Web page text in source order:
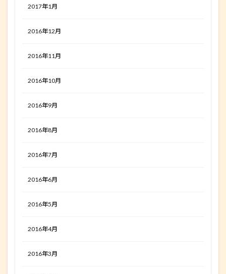
2017年1月
2016年12月
2016年11月
2016年10月
2016年9月
2016年8月
2016年7月
2016年6月
2016年5月
2016年4月
2016年3月